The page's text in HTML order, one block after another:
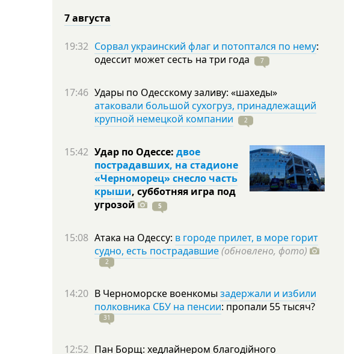
7 августа
19:32 Сорвал украинский флаг и потоптался по нему:
одессит может сесть на три года 7
17:46 Удары по Одесскому заливу: «шахеды»
атаковали большой сухогруз, принадлежащий
крупной немецкой компании
2
15:42 Удар по Одессе: двое
пострадавших, на стадионе
«Черноморец» снесло часть
крыши, субботняя игра под
угрозой
5
15:08 Атака на Одессу: в городе прилет, в море горит
судно, есть пострадавшие(обновлено, фото)
2
14:20 В Черноморске военкомы задержали и избили
полковника СБУ на пенсии: пропали 55тысяч?
31
12:52 Пан Борщ: хедлайнером благодійного